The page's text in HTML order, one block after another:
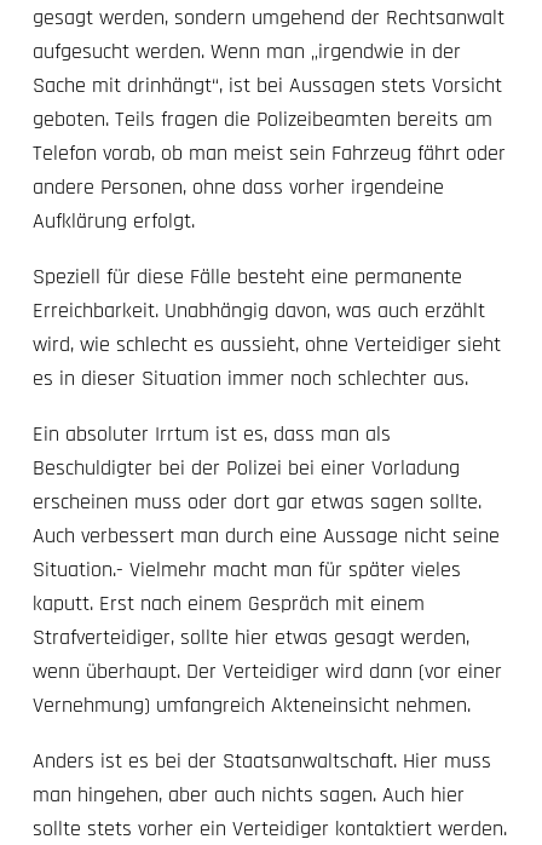
gesagt werden, sondern umgehend der Rechtsanwalt
aufgesucht werden. Wenn man „irgendwie in der
Sache mit drinhängt“, ist bei Aussagen stets Vorsicht
geboten. Teils fragen die Polizeibeamten bereits am
Telefon vorab, ob man meist sein Fahrzeug fährt oder
andere Personen, ohne dass vorher irgendeine
Aufklärung erfolgt.
Speziell für diese Fälle besteht eine permanente
Erreichbarkeit. Unabhängig davon, was auch erzählt
wird, wie schlecht es aussieht, ohne Verteidiger sieht
es in dieser Situation immer noch schlechter aus.
Ein absoluter Irrtum ist es, dass man als
Beschuldigter bei der Polizei bei einer Vorladung
erscheinen muss oder dort gar etwas sagen sollte.
Auch verbessert man durch eine Aussage nicht seine
Situation.- Vielmehr macht man für später vieles
kaputt. Erst nach einem Gespräch mit einem
Strafverteidiger, sollte hier etwas gesagt werden,
wenn überhaupt. Der Verteidiger wird dann (vor einer
Vernehmung) umfangreich Akteneinsicht nehmen.
Anders ist es bei der Staatsanwaltschaft. Hier muss
man hingehen, aber auch nichts sagen. Auch hier
sollte stets vorher ein Verteidiger kontaktiert werden.